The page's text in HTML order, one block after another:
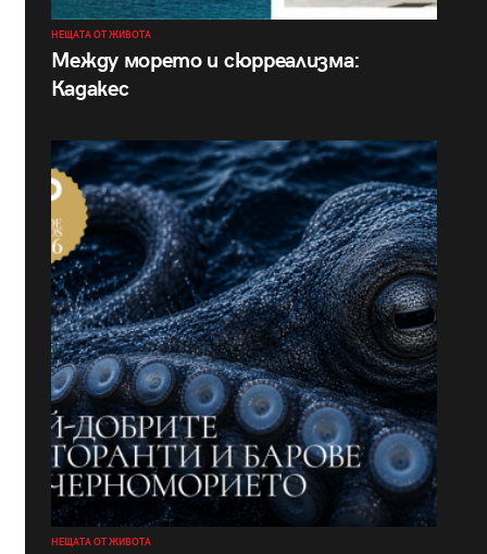
НЕЩАТА ОТ ЖИВОТА
Между морето и сюрреализма:
Кадакес
НЕЩАТА ОТ ЖИВОТА